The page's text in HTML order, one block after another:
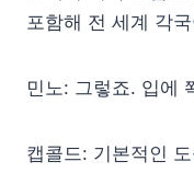
포함해 전 세계 각
민노: 그렇죠. 입에
캡콜드: 기본적인